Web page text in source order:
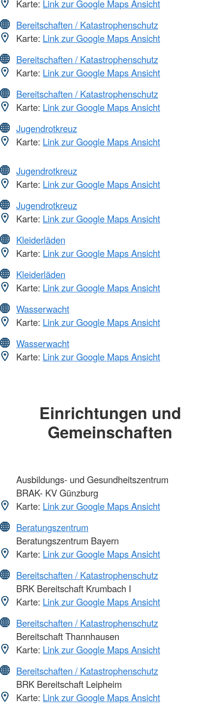
Karte: Link zur Google Maps Ansicht
Bereitschaften / Katastrophenschutz
Karte: Link zur Google Maps Ansicht
Bereitschaften / Katastrophenschutz
Karte: Link zur Google Maps Ansicht
Bereitschaften / Katastrophenschutz
Karte: Link zur Google Maps Ansicht
Jugendrotkreuz
Karte: Link zur Google Maps Ansicht
Jugendrotkreuz
Karte: Link zur Google Maps Ansicht
Jugendrotkreuz
Karte: Link zur Google Maps Ansicht
Kleiderläden
Karte: Link zur Google Maps Ansicht
Kleiderläden
Karte: Link zur Google Maps Ansicht
Wasserwacht
Karte: Link zur Google Maps Ansicht
Wasserwacht
Karte: Link zur Google Maps Ansicht
Einrichtungen und
Gemeinschaften
Ausbildungs- und Gesundheitszentrum
BRAK- KV Günzburg
Karte: Link zur Google Maps Ansicht
Beratungszentrum
Beratungszentrum Bayern
Karte: Link zur Google Maps Ansicht
Bereitschaften / Katastrophenschutz
BRK Bereitschaft Krumbach I
Karte: Link zur Google Maps Ansicht
Bereitschaften / Katastrophenschutz
Bereitschaft Thannhausen
Karte: Link zur Google Maps Ansicht
Bereitschaften / Katastrophenschutz
BRK Bereitschaft Leipheim
Karte: Link zur Google Maps Ansicht